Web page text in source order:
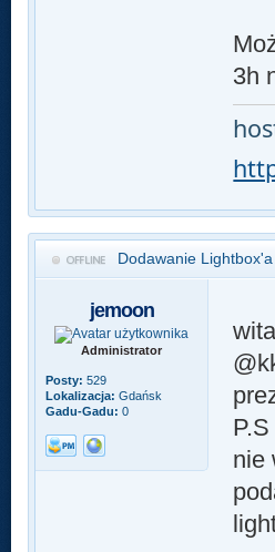
3h
Dodawanie
jemoon
Administrator
Posty: 529
Lokalizacja: Gdańsk
Gadu-Gadu: 0
P.S
nie